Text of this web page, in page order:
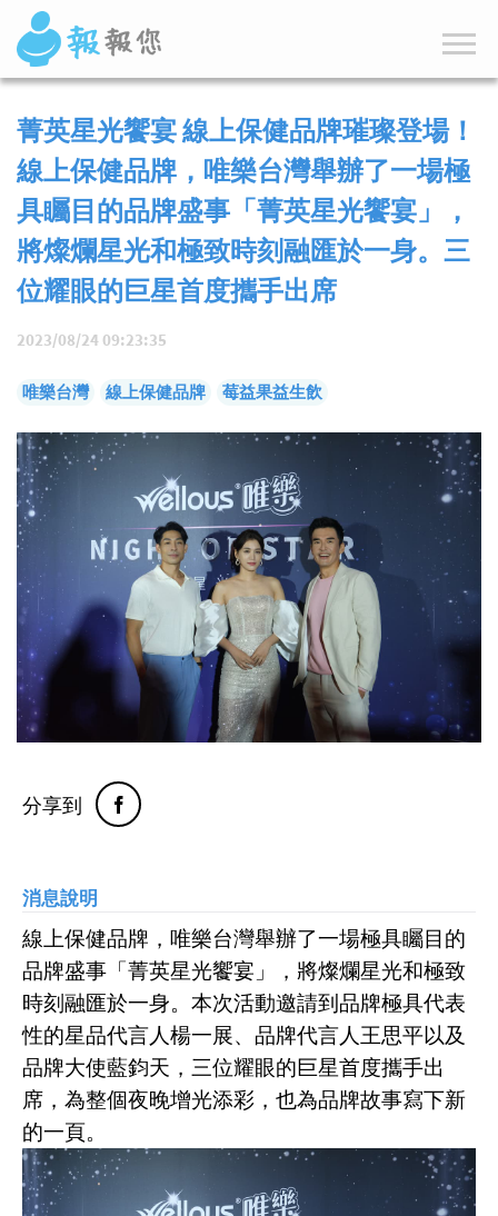
菁英星光饗宴 線上保健品牌璀璨登場！
線上保健品牌，唯樂台灣舉辦了一場極
具矚目的品牌盛事「菁英星光饗宴」，
將燦爛星光和極致時刻融匯於一身。三
位耀眼的巨星首度攜手出席
2023/08/24 09:23:35
唯樂台灣 線上保健品牌 莓益果益生飲
分享到
消息說明
線上保健品牌，唯樂台灣舉辦了一場極具矚目的
品牌盛事「菁英星光饗宴」，將燦爛星光和極致
時刻融匯於一身。本次活動邀請到品牌極具代表
性的星品代言人楊一展、品牌代言人王思平以及
品牌大使藍鈞天，三位耀眼的巨星首度攜手出
席，為整個夜晚增光添彩，也為品牌故事寫下新
的一頁。